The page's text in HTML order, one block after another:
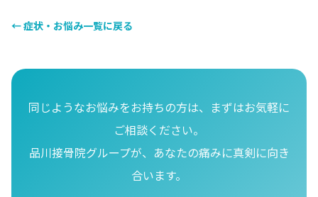
← 症状・お悩み一覧に戻る
同じようなお悩みをお持ちの方は、まずはお気軽に
ご相談ください。
品川接骨院グループが、あなたの痛みに真剣に向き
合います。